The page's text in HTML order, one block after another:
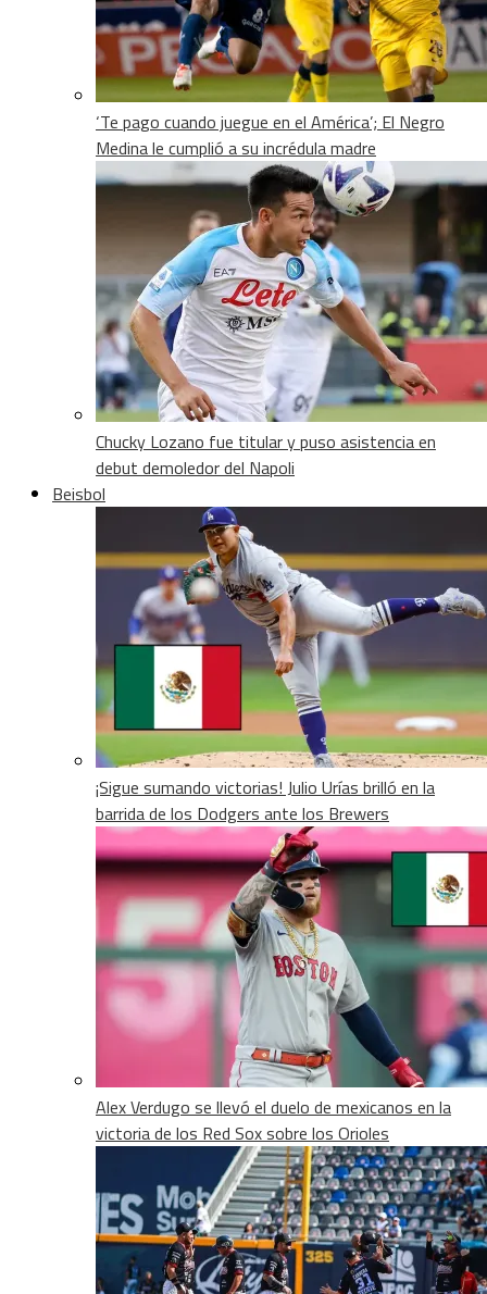
‘Te pago cuando juegue en el América’; El Negro
Medina le cumplió a su incrédula madre
Chucky Lozano fue titular y puso asistencia en
debut demoledor del Napoli
Beisbol
¡Sigue sumando victorias! Julio Urías brilló en la
barrida de los Dodgers ante los Brewers
Alex Verdugo se llevó el duelo de mexicanos en la
victoria de los Red Sox sobre los Orioles